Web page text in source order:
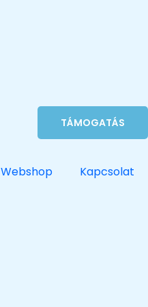
TÁMOGATÁS
Webshop Kapcsolat